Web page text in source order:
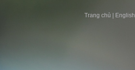
Trang chủ English